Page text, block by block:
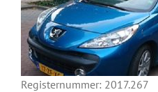
Registernummer: 2017.267